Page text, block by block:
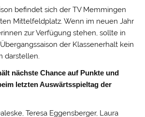
befindet sich der TV Memmingen
Mittelfeldplatz. Wenn im neuen Jahr
zur Verfügung stehen, sollte in
der Klassenerhalt kein
darstellen.
nächste Chance auf Punkte und
letzten Auswärtsspieltag der
Teresa Eggensberger, Laura